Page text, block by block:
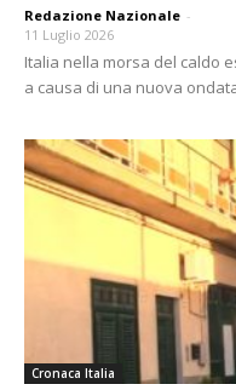
Redazione Nazionale -
11 Luglio 2026
Italia nella morsa del caldo
a causa di una nuova
Cronaca Italia